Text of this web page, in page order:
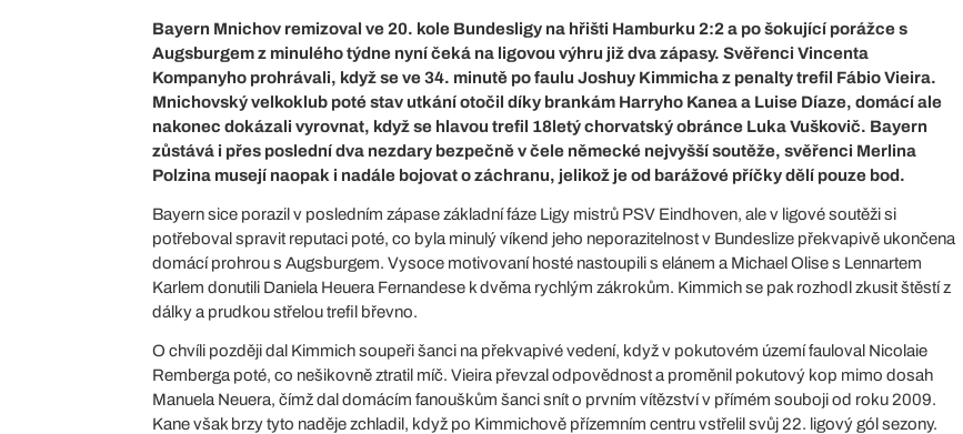
Bayern Mnichov remizoval ve 20. kole Bundesligy na hřišti Hamburku 2:2 a po šokující porážce s
Augsburgem z minulého týdne nyní čeká na ligovou výhru již dva zápasy. Svěřenci Vincenta
Kompanyho prohrávali, když se ve 34. minutě po faulu Joshuy Kimmicha z penalty trefil Fábio Vieira.
Mnichovský velkoklub poté stav utkání otočil díky brankám Harryho Kanea a Luise Díaze, domácí ale
nakonec dokázali vyrovnat, když se hlavou trefil 18letý chorvatský obránce Luka Vuškovič. Bayern
zůstává i přes poslední dva nezdary bezpečně v čele německé nejvyšší soutěže, svěřenci Merlina
Polzina musejí naopak i nadále bojovat o záchranu, jelikož je od barážové příčky dělí pouze bod.
Bayern sice porazil v posledním zápase základní fáze Ligy mistrů PSV Eindhoven, ale v ligové soutěži si
potřeboval spravit reputaci poté, co byla minulý víkend jeho neporazitelnost v Bundeslize překvapivě ukončena
domácí prohrou s Augsburgem. Vysoce motivovaní hosté nastoupili s elánem a Michael Olise s Lennartem
Karlem donutili Daniela Heuera Fernandese k dvěma rychlým zákrokům. Kimmich se pak rozhodl zkusit štěstí z
dálky a prudkou střelou trefil břevno.
O chvíli později dal Kimmich soupeři šanci na překvapivé vedení, když v pokutovém území fauloval Nicolaie
Remberga poté, co nešikovně ztratil míč. Vieira převzal odpovědnost a proměnil pokutový kop mimo dosah
Manuela Neuera, čímž dal domácím fanouškům šanci snít o prvním vítězství v přímém souboji od roku 2009.
Kane však brzy tyto naděje zchladil, když po Kimmichově přízemním centru vstřelil svůj 22. ligový gól sezony.